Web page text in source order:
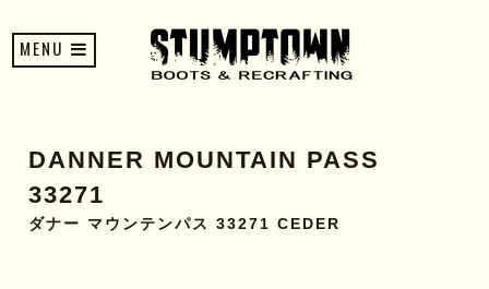
MENU
DANNER MOUNTAIN PASS
33271
ダナー マウンテンパス 33271 CEDER